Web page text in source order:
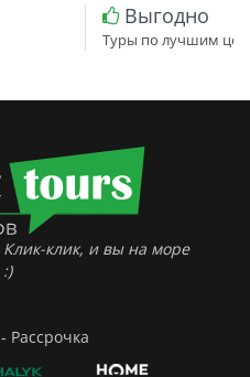
Выгодно
Туры по лучшим
Клик-клик, и вы на море
:)
Рассрочка